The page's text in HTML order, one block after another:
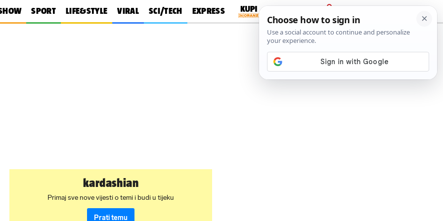
SPORT LIFE&STYLE VIRAL SCI/TECH EXPRESS
PRIJAVA
kardashian
Primaj sve nove vijesti o temi i budi u tijeku
Prati temu